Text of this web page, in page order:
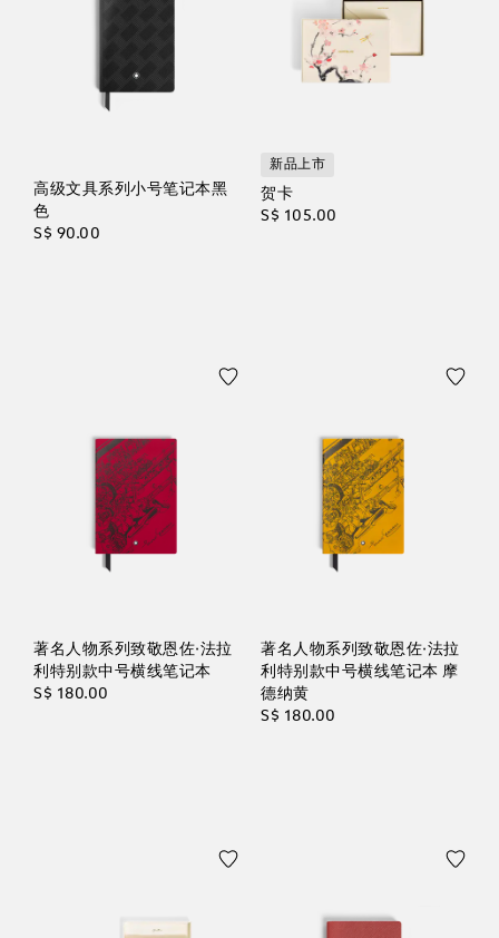
高级文具系列小号笔记本黑
色
S$ 90.00
新品上市
贺卡
S$ 105.00
著名人物系列致敬恩佐·法拉
利特别款中号横线笔记本
S$ 180.00
著名人物系列致敬恩佐·法拉
利特别款中号横线笔记本 摩
德纳黄
S$ 180.00